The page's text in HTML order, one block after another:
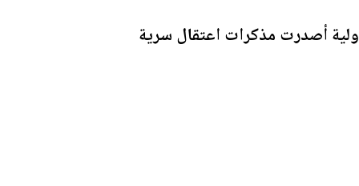
أصدرت مذكرات اعتقال سرية